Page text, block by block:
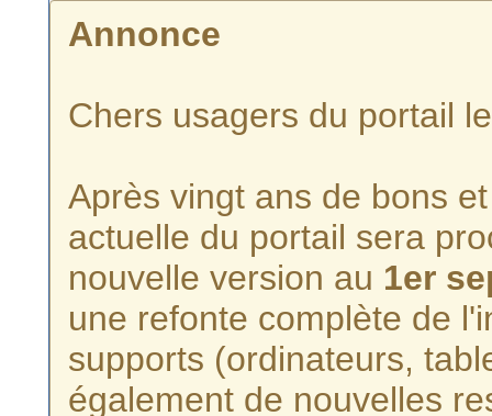
Annonce
Chers usagers du portail
Après vingt ans de bons
actuelle du portail sera
nouvelle version au 1er
une refonte complète de
supports (ordinateurs,
également de nouvelles